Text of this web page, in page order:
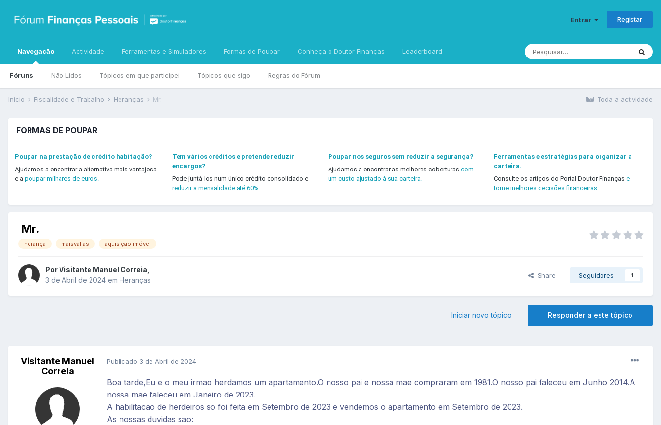
Entrar Registar
Navegação
Fóruns Não Lidos Tópicos em que participei Tópicos que sigo Regras do Fórum
Actividade Ferramentas e Simuladores Formas de Poupar Conheça o Doutor Finanças Leaderboard
Toda a actividade
Início Fiscalidade e Trabalho Heranças Mr.
FORMAS DE POUPAR
Poupar na prestação de crédito habitação?
Ajudamos a encontrar a alternativa mais vantajosa
e a poupar milhares de euros.
Tem vários créditos e pretende reduzir
encargos?
Pode juntá-los num único crédito consolidado e
reduzir a mensalidade até 60%.
Poupar nos seguros sem reduzir a segurança?
Ajudamos a encontrar as melhores coberturascom
um custo ajustado à sua carteira.
Ferramentas e estratégias para organizar a
carteira.
Consulte os artigos do Portal Doutor Finanças e
tome melhores decisões financeiras.
Mr.
herança maisvalias aquisição imóvel
PorVisitante Manuel Correia
3 de Abril de 2024 em Heranças
Share Seguidores 1
Responder a este tópico
Iniciar novo tópico
Visitante Manuel
Correia
Publicado 3 de Abril de 2024
Boa tarde,Eu e o meu irmao herdamos um apartamento.O nosso pai e nossa mae compraram em 1981.O nosso pai faleceu em Junho 2014.A
nossa mae faleceu em Janeiro de 2023.
A habilitacao de herdeiros so foi feita em Setembro de 2023 e vendemos o apartamento em Setembro de 2023.
As nossas duvidas sao: